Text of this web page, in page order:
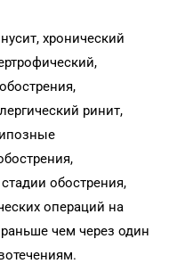
хронический
ринит,
обострения,
операций на
чем через один